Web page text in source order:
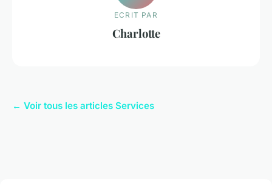
ECRIT PAR
Charlotte
← Voir tous les articles Services